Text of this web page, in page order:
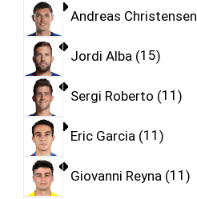
Andreas Christensen
Jordi Alba 15
Sergi Roberto 11
Eric Garcia 11
Giovanni Reyna 11